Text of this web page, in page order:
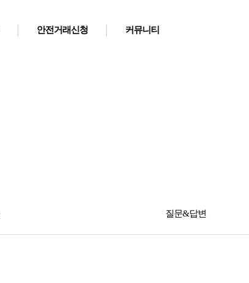
안전거래신청 커뮤니티
질문&답변